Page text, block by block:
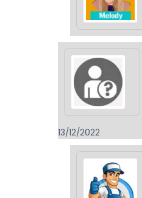
13/12/2022